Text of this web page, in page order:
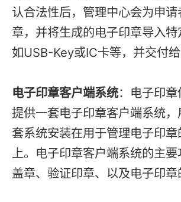
认合法性后，管理中心会为申
章，并将生成的电子印章导入特
如USB-Key或IC卡等，并交付给
电子印章客户端系统：电子印
提供一套电子印章客户端系统
套系统安装在用于管理电子印
上。电子印章客户端系统的主
盖章、验证印章、以及电子印章